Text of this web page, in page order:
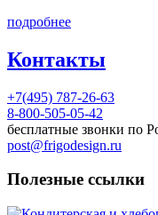
подробнее
Контакты
+7(495) 787-26-63
8-800-505-05-42
бесплатные звонки по
post@frigodesign.ru
Полезные ссылки